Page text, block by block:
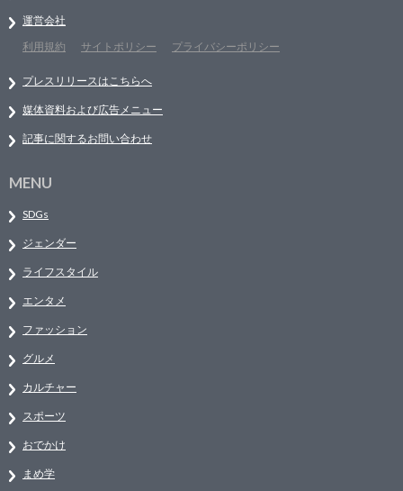
運営会社
利用規約
サイトポリシー プライバシーポリシー
プレスリリースはこちらへ
媒体資料および広告メニュー
記事に関するお問い合わせ
MENU
SDGs
ジェンダー
ライフスタイル
エンタメ
ファッション
グルメ
カルチャー
スポーツ
おでかけ
まめ学